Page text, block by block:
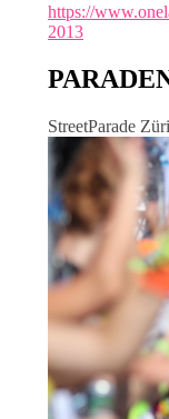
https://
2013
StreetParade